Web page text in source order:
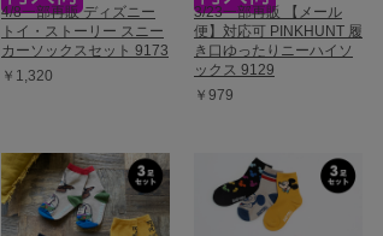
4/8一部再販 ディズニー
トイ・ストーリー スニー
カーソックスセット 9173
￥1,320
3/23一部再販 【メール
便】対応可 PINKHUNT 履
き口ゆったりニーハイソ
ックス 9129
￥979